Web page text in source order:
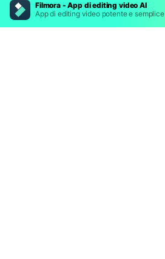
Filmora - App di editing video AI
App di editing video potente e semplice